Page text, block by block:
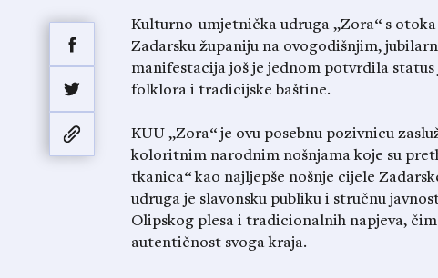
Kulturno-umjetnička udruga „Zora“ s
Zadarsku županiju na ovogodišnjim,
manifestacija još je jednom potvrdila
folklora i tradicijske baštine.
KUU „Zora“ je ovu posebnu pozivnicu
koloritnim narodnim nošnjama koje su
tkanica“ kao najljepše nošnje cijele
udruga je slavonsku publiku i stručnu
Olipskog plesa i tradicionalnih napjeva,
autentičnost svoga kraja.